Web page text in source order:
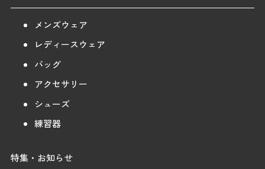
メンズウェア
レディースウェア
バッグ
アクセサリー
シューズ
練習器
特集・お知らせ